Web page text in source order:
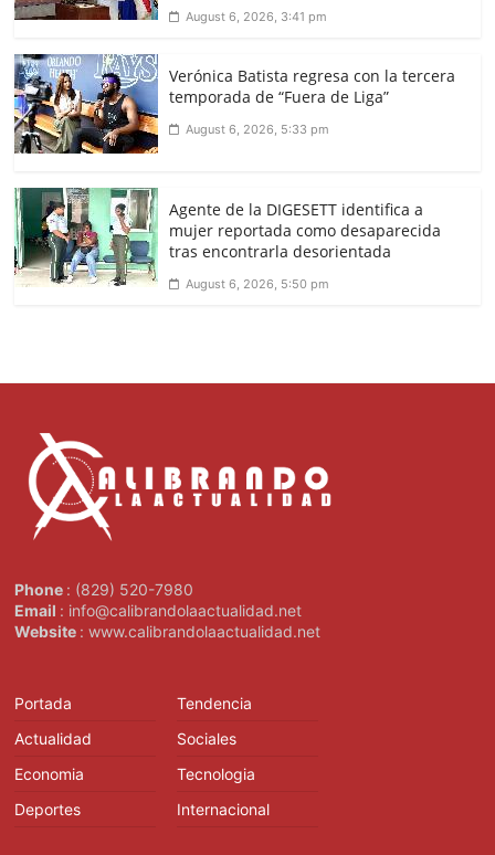
August 6, 2026, 3:41 pm
Verónica Batista regresa con la tercera
temporada de “Fuera de Liga”
August 6, 2026, 5:33 pm
Agente de la DIGESETT identifica a
mujer reportada como desaparecida
tras encontrarla desorientada
August 6, 2026, 5:50 pm
Phone : (829) 520-7980
Email : info@calibrandolaactualidad.net
Website : www.calibrandolaactualidad.net
Portada
Actualidad
Economia
Deportes
Tendencia
Sociales
Tecnologia
Internacional